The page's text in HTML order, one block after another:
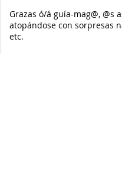
Grazas ó/á guía-mag@, @s
atopándose con sorpresas
etc.